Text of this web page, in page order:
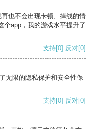
也不会出现卡顿、掉线的情
个app，我的游戏水平提升了
支持[0] 反对[0]
无限的隐私保护和安全性保
支持[0] 反对[0]